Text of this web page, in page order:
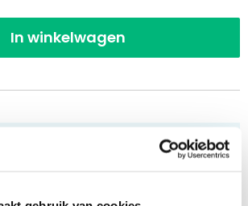
In winkelwagen
stuks bestellen? Vraag een